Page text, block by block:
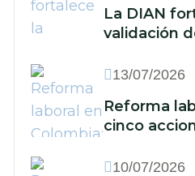
La DIAN
validación
para las
13/07/2026
Reforma
cinco
10/07/2026